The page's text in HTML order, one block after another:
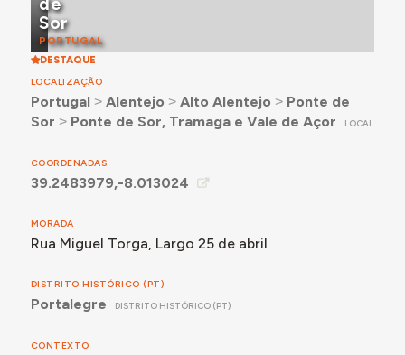
de
Sor
PORTUGAL
DESTAQUE
LOCALIZAÇÃO
Portugal ˃ Alentejo ˃ Alto Alentejo ˃ Ponte de
Sor ˃ Ponte de Sor, Tramaga e Vale de Açor LOCAL
COORDENADAS
39.2483979,-8.013024
MORADA
Rua Miguel Torga, Largo 25 de abril
DISTRITO HISTÓRICO (PT)
Portalegre DISTRITO HISTÓRICO (PT)
CONTEXTO